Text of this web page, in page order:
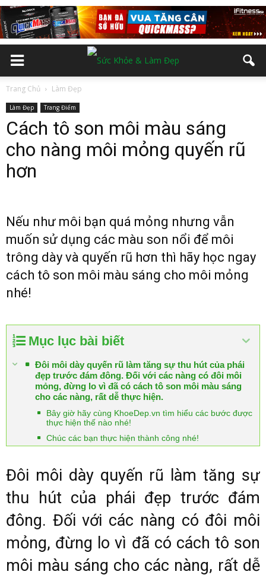
Trang Chủ Làm Đẹp
Làm Đẹp Trang Điểm
Cách tô son môi màu sáng
cho nàng môi mỏng quyến rũ
hơn
Nếu như môi bạn quá mỏng nhưng vẫn
muốn sử dụng các màu son nổi để môi
trông dày và quyến rũ hơn thì hãy học ngay
cách tô son môi màu sáng cho môi mỏng
nhé!
Mục lục bài biết
Đôi môi dày quyến rũ làm tăng sự thu hút của phái
đẹp trước đám đông. Đối với các nàng có đôi môi
mỏng, đừng lo vì đã có cách tô son môi màu sáng
cho các nàng, rất dễ thực hiện.
Bây giờ hãy cùng KhoeDep.vn tìm hiểu các bước được
thực hiện thế nào nhé!
Chúc các bạn thực hiện thành công nhé!
Đôi môi dày quyến rũ làm tăng sự
thu hút của phái đẹp trước đám
đông. Đối với các nàng có đôi môi
mỏng, đừng lo vì đã có cách tô son
môi màu sáng cho các nàng, rất dễ